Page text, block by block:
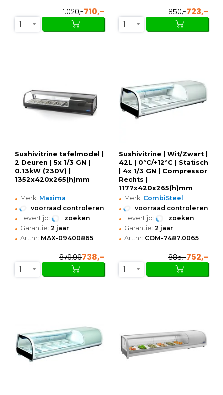
1.020,-710,-
1
850,-723,-
1
Sushivitrine tafelmodel |
2 Deuren | 5x 1/3 GN |
0.13kW (230V) |
1352x420x265(h)mm
• Merk: Maxima
• voorraad controleren
• Levertijd: zoeken
• Garantie: 2 jaar
• Art.nr: MAX-09400865
879,99738,-
1
Sushivitrine | Wit/Zwart |
42L | 0°C/+12°C | Statisch
| 4x 1/3 GN | Compressor
Rechts |
1177x420x265(h)mm
• Merk: CombiSteel
• voorraad controleren
• Levertijd: zoeken
• Garantie: 2 jaar
• Art.nr: COM-7487.0065
885,-752,-
1